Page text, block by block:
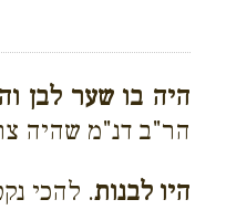
היה בו שער לבן
הר"ב דנ"מ שהיה
היו לבנות. להכי